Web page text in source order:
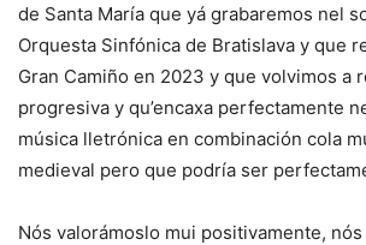
de Santa María que yá grabaremos nel
Orquesta Sinfónica de Bratislava y que
Gran Camiño en 2023 y que volvimos a
progresiva y qu’encaxa perfectamente
música lletrónica en combinación cola
medieval pero que podría ser
Nós valorámoslo mui positivamente,